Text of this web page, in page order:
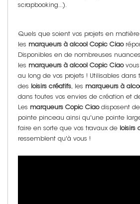
scrapbooking...).
Quels que soient vos projets en
les marqueurs à alcool Copic Ciao
Disponibles en de nombreuses
les marqueurs à alcool Copic Ciaovous
au long de vos projets ! Utilisables dans
des
loisirs créatifs, les marqueurs à
dans toutes vos envies de création et
Les marqueurs Copic Ciaodisposent
pointe pinceau ainsi qu'une pointe
faire en sorte que vos travaux de loisirs
ressemblent qu'à vous !